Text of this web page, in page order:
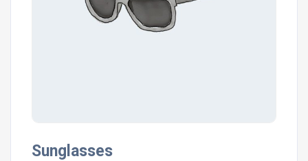
Sunglasses